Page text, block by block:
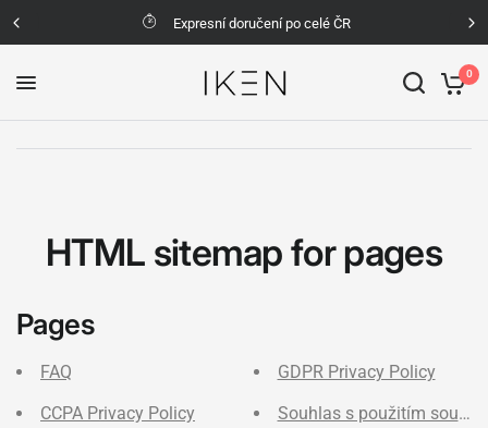
Expresní doručení po celé ČR
0
HTML sitemap for pages
Pages
FAQ
CCPA Privacy Policy
GDPR Privacy Policy
Souhlas s použitím